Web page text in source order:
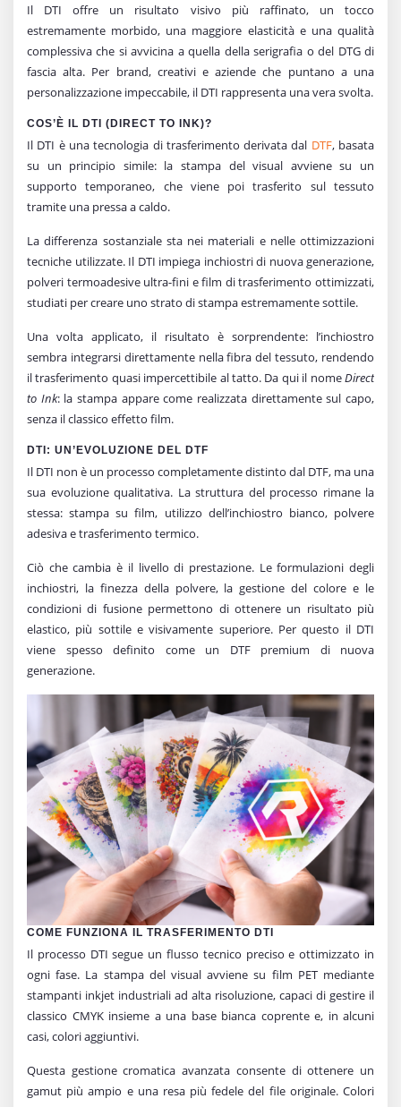
Il DTI offre un risultato visivo più raffinato, un tocco
estremamente morbido, una maggiore elasticità e una qualità
complessiva che si avvicina a quella della serigrafia o del DTG di
fascia alta. Per brand, creativi e aziende che puntano a una
personalizzazione impeccabile, il DTI rappresenta una vera svolta.
COS’È IL DTI (DIRECT TO INK)?
Il DTI è una tecnologia di trasferimento derivata dal DTF, basata
su un principio simile: la stampa del visual avviene su un
supporto temporaneo, che viene poi trasferito sul tessuto
tramite una pressa a caldo.
La differenza sostanziale sta nei materiali e nelle ottimizzazioni
tecniche utilizzate. Il DTI impiega inchiostri di nuova generazione,
polveri termoadesive ultra-fini e film di trasferimento ottimizzati,
studiati per creare uno strato di stampa estremamente sottile.
Una volta applicato, il risultato è sorprendente: l’inchiostro
sembra integrarsi direttamente nella fibra del tessuto, rendendo
il trasferimento quasi impercettibile al tatto. Da qui il nomeDirect
to Ink: la stampa appare come realizzata direttamente sul capo,
senza il classico effetto film.
DTI: UN’EVOLUZIONE DEL DTF
Il DTI non è un processo completamente distinto dal DTF, ma una
sua evoluzione qualitativa. La struttura del processo rimane la
stessa: stampa su film, utilizzo dell’inchiostro bianco, polvere
adesiva e trasferimento termico.
Ciò che cambia è il livello di prestazione. Le formulazioni degli
inchiostri, la finezza della polvere, la gestione del colore e le
condizioni di fusione permettono di ottenere un risultato più
elastico, più sottile e visivamente superiore. Per questo il DTI
viene spesso definito come un DTF premium di nuova
generazione.
COME FUNZIONA IL TRASFERIMENTO DTI
Il processo DTI segue un flusso tecnico preciso e ottimizzato in
ogni fase. La stampa del visual avviene su film PET mediante
stampanti inkjet industriali ad alta risoluzione, capaci di gestire il
classico CMYK insieme a una base bianca coprente e, in alcuni
casi, colori aggiuntivi.
Questa gestione cromatica avanzata consente di ottenere un
gamut più ampio e una resa più fedele del file originale. Colori